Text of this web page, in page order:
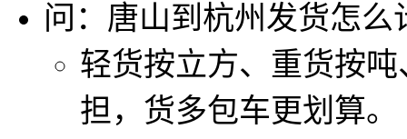
问：唐山到杭州发货怎么
轻货按立方、重货按
担，货多包车更划算。